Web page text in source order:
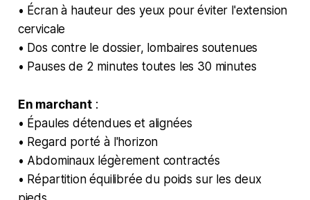
• Écran à hauteur des yeux pour éviter l'extension
cervicale
• Dos contre le dossier, lombaires soutenues
• Pauses de 2 minutes toutes les 30 minutes
En marchant:
• Épaules détendues et alignées
• Regard porté à l'horizon
• Abdominaux légèrement contractés
• Répartition équilibrée du poids sur les deux